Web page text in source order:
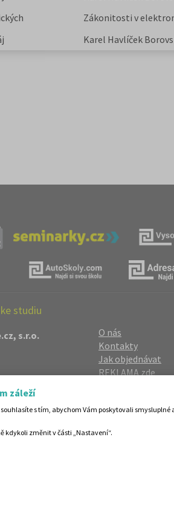
Zákonitosti v
Karel Havlíček
studiu
s.r.o.
O nás
Kontakty
Jak objednávat
REKLAMA zde
Registrace/Login
Helpdesk
záleží
s tím, abychom Vám poskytovali
kdykoli změnit v části „Nastavení“.